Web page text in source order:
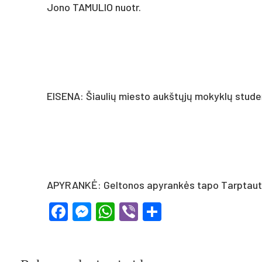
Jono TAMULIO nuotr.
EISENA: Šiaulių miesto aukštųjų mokyklų
APYRANKĖ: Geltonos apyrankės tapo
Facebook
Messenger
WhatsApp
Viber